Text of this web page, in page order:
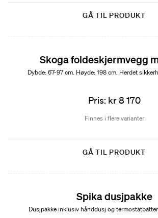
GÅ TIL PRODUKT
Skoga foldeskjermvegg
Dybde: 67-97 cm. Høyde: 198 cm. Herdet
Pris: kr 8 170
Finnes i flere varianter
GÅ TIL PRODUKT
Spika dusjpakke
Dusjpakke inklusiv hånddusj og